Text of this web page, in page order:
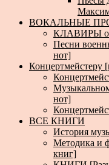
ВОКАЛЬНЫЕ
КЛАВИРЫ
Песни
нот]
Концертмейстеру
нот]
ВСЕ КНИГИ
История
Методика и
книг]